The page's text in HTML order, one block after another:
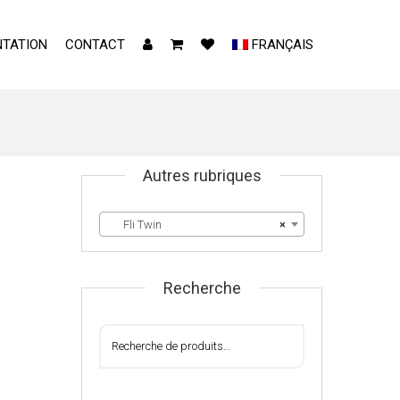
CONTACT FRANÇAIS
Autres rubriques
×
Fli Twin
Recherche